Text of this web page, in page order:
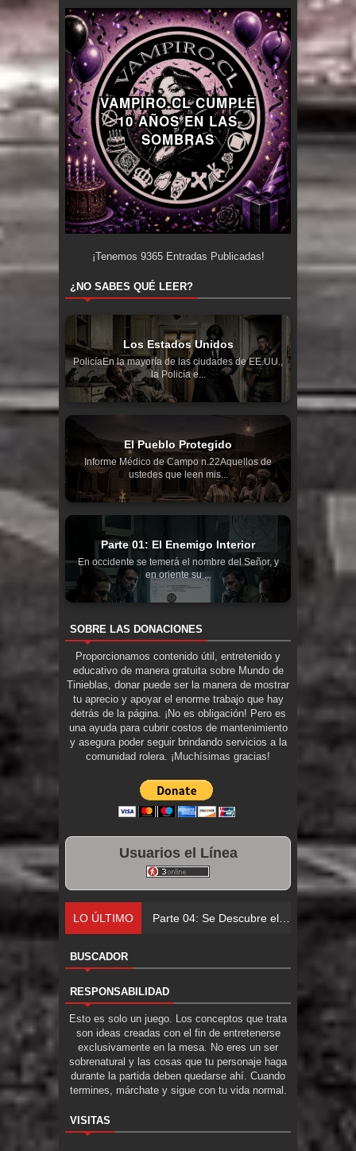
VAMPIRO.CL CUMPLE
10 AÑOS EN LAS
SOMBRAS
¡Tenemos 9365Entradas Publicadas!
¿NO SABES QUÉ LEER?
Los Estados Unidos
PolicíaEn la mayoría de las ciudades de EE.UU.,
la Policía e...
El Pueblo Protegido
Informe Médico de Campo n.22Aquellos de
ustedes que leen mis...
Parte 01: El Enemigo Interior
En occidente se temerá el nombre del Señor, y
en oriente su ...
SOBRE LAS DONACIONES
Proporcionamos contenido útil, entretenido y
educativo de manera gratuita sobre Mundo de
Tinieblas, donar puede ser la manera de mostrar
tu aprecio y apoyar el enorme trabajo que hay
detrás de la página. ¡No es obligación! Pero es
una ayuda para cubrir costos de mantenimiento
y asegura poder seguir brindando servicios a la
comunidad rolera. ¡Muchísimas gracias!
Usuarios el Línea
LO ÚLTIMO Parte 04: Se Descubre el Pastel
BUSCADOR
RESPONSABILIDAD
Esto es solo un juego. Los conceptos que trata
son ideas creadas con el fin de entretenerse
exclusivamente en la mesa. No eres un ser
sobrenatural y las cosas que tu personaje haga
durante la partida deben quedarse ahí. Cuando
termines, márchate y sigue con tu vida normal.
VISITAS